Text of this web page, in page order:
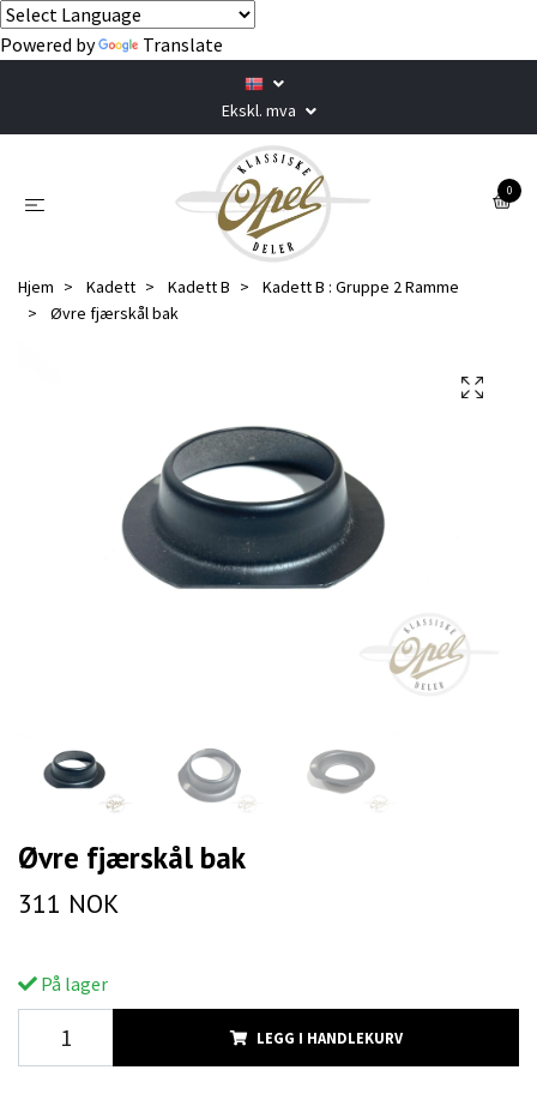
Powered by Translate
Ekskl. mva
0
Hjem Kadett Kadett B
Kadett B : Gruppe 2 Ramme
Øvre fjærskål bak
Øvre fjærskål bak
311 NOK
På lager
LEGG I HANDLEKURV